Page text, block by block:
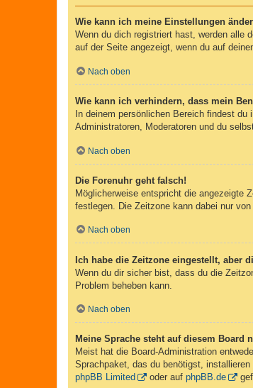
Wie kann ich meine Einstellungen
Wenn du dich registriert hast, werden alle
auf der Seite angezeigt, wenn du auf
Nach oben
Wie kann ich verhindern, dass mein
In deinem persönlichen Bereich findest
Administratoren, Moderatoren und du
Nach oben
Die Forenuhr geht falsch!
Möglicherweise entspricht die angezeigte
festlegen. Die Zeitzone kann dabei nur
Nach oben
Ich habe die Zeitzone eingestellt, aber
Wenn du dir sicher bist, dass du die
Problem beheben kann.
Nach oben
Meine Sprache steht auf diesem Board
Meist hat die Board-Administration
Sprachpaket, das du benötigst,
phpBB Limited
oder auf phpBB.de